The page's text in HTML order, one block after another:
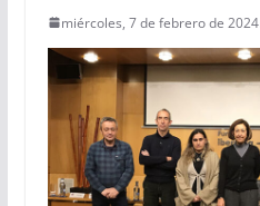
miércoles, 7 de febrero de 2024